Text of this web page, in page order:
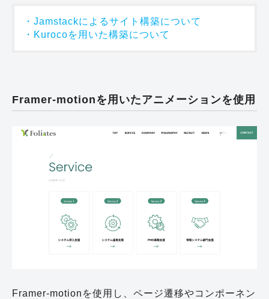
・Jamstackによるサイト構築について
・Kurocoを用いた構築について
Framer-motionを用いたアニメーションを使用
Framer-motionを使用し、ページ遷移やコンポーネン